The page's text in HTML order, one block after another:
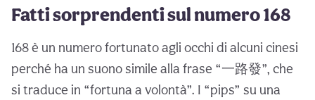
Fatti sorprendenti sul numero 168
168 è un numero fortunato agli occhi di alcuni cinesi
perché ha un suono simile alla frase “一路發”, che
si traduce in “fortuna a volontà”. I “pips” su una